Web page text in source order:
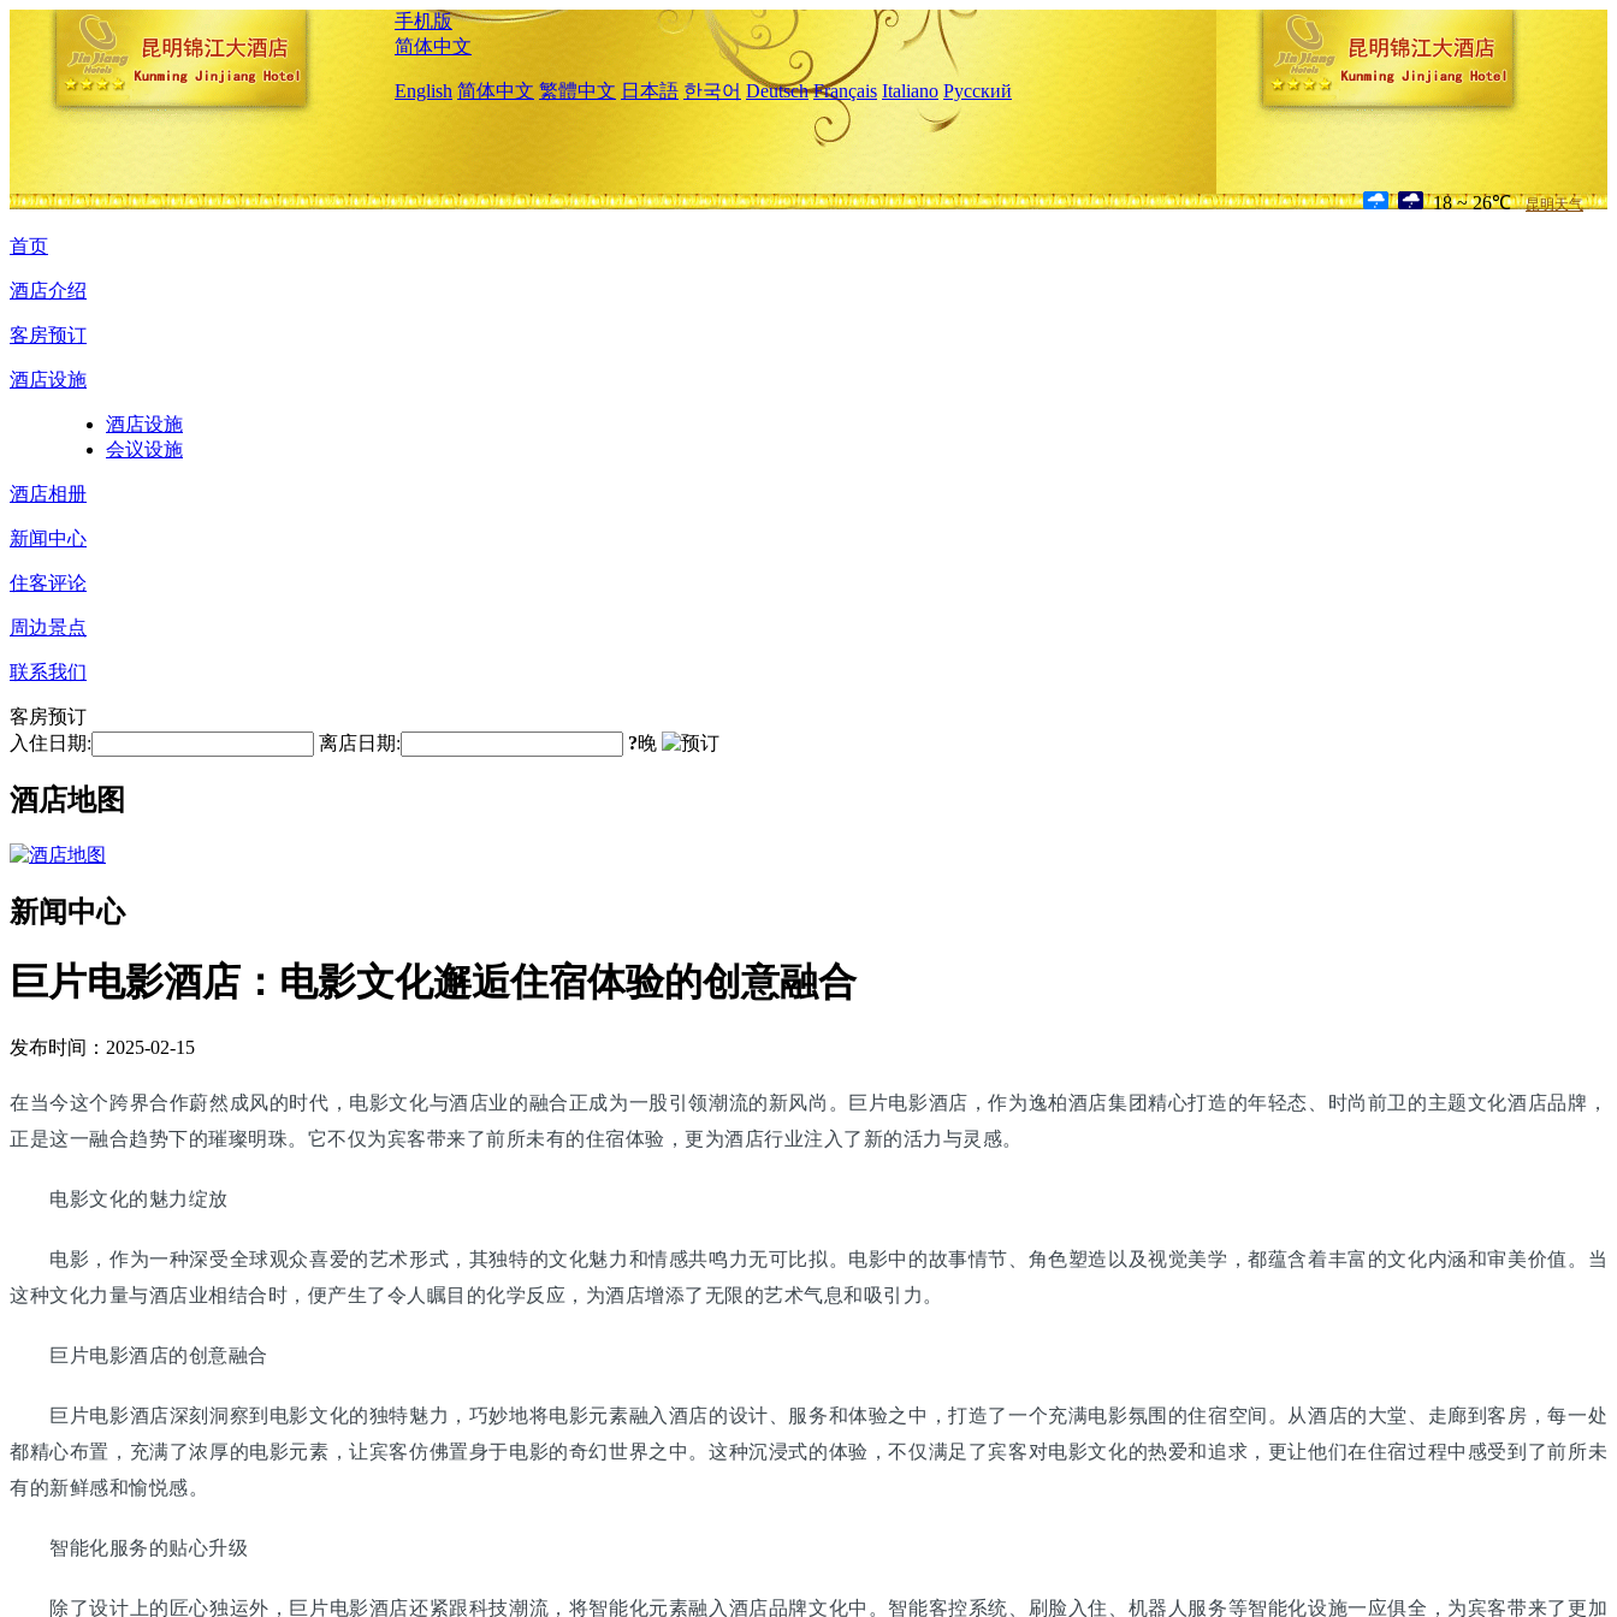
手机版
简体中文
English 简体中文 繁體中文 日本語 한국어 Deutsch Français Italiano Русский
18 ~ 26℃ 昆明天气
首页
酒店介绍
客房预订
酒店设施
酒店设施
会议设施
酒店相册
新闻中心
住客评论
周边景点
联系我们
客房预订
入住日期:
离店日期: ?晚
酒店地图
新闻中心
巨片电影酒店：电影文化邂逅住宿体验的创意融合
发布时间：2025-02-15
在当今这个跨界合作蔚然成风的时代，电影文化与酒店业的融合正成为一股引领潮流的新风尚。巨片电影酒店，作为逸柏酒店集团精心打造的年轻态、时尚前卫的主题文化酒店品牌，
正是这一融合趋势下的璀璨明珠。它不仅为宾客带来了前所未有的住宿体验，更为酒店行业注入了新的活力与灵感。
电影文化的魅力绽放
电影，作为一种深受全球观众喜爱的艺术形式，其独特的文化魅力和情感共鸣力无可比拟。电影中的故事情节、角色塑造以及视觉美学，都蕴含着丰富的文化内涵和审美价值。当
这种文化力量与酒店业相结合时，便产生了令人瞩目的化学反应，为酒店增添了无限的艺术气息和吸引力。
巨片电影酒店的创意融合
巨片电影酒店深刻洞察到电影文化的独特魅力，巧妙地将电影元素融入酒店的设计、服务和体验之中，打造了一个充满电影氛围的住宿空间。从酒店的大堂、走廊到客房，每一处
都精心布置，充满了浓厚的电影元素，让宾客仿佛置身于电影的奇幻世界之中。这种沉浸式的体验，不仅满足了宾客对电影文化的热爱和追求，更让他们在住宿过程中感受到了前所未
有的新鲜感和愉悦感。
智能化服务的贴心升级
除了设计上的匠心独运外，巨片电影酒店还紧跟科技潮流，将智能化元素融入酒店品牌文化中。智能客控系统、刷脸入住、机器人服务等智能化设施一应俱全，为宾客带来了更加